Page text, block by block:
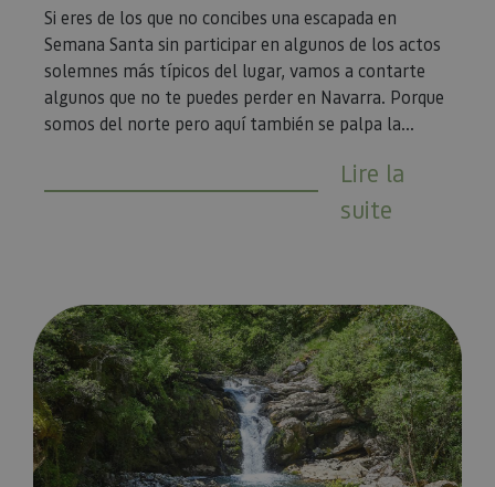
Si eres de los que no concibes una escapada en
Semana Santa sin participar en algunos de los actos
solemnes más típicos del lugar, vamos a contarte
algunos que no te puedes perder en Navarra. Porque
somos del norte pero aquí también se palpa la...
Lire la
suite
Las cascadas más bonitas de Navarra